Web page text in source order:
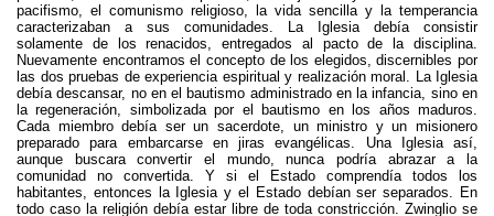
pacifismo, el comunismo religioso, la vida sencilla y la temperancia
caracterizaban a sus comunidades. La Iglesia debía consistir
solamente de los renacidos, entregados al pacto de la disciplina.
Nuevamente encontramos el concepto de los elegidos, discernibles por
las dos pruebas de experiencia espiritual y realización moral. La Iglesia
debía descansar, no en el bautismo administrado en la infancia, sino en
la regeneración, simbolizada por el bautismo en los años maduros.
Cada miembro debía ser un sacerdote, un ministro y un misionero
preparado para embarcarse en jiras evangélicas. Una Iglesia así,
aunque buscara convertir el mundo, nunca podría abrazar a la
comunidad no convertida. Y si el Estado comprendía todos los
habitantes, entonces la Iglesia y el Estado debían ser separados. En
todo caso la religión debía estar libre de toda constricción. Zwinglio se